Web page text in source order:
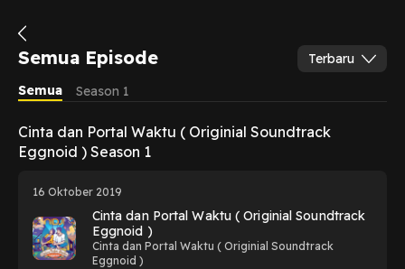
Semua Episode
Terbaru
Semua
Season 1
Cinta dan Portal Waktu ( Originial Soundtrack
Eggnoid ) Season 1
16 Oktober 2019
Cinta dan Portal Waktu ( Originial Soundtrack
Eggnoid )
Cinta dan Portal Waktu ( Originial Soundtrack
Eggnoid )